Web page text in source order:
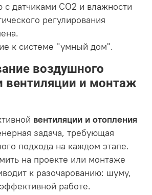
с датчиками CO2 и влажности
регулирования
к системе "умный дом".
воздушного
вентиляции и монтаж
вентиляции и отопления
задача, требующая
подхода на каждом этапе.
на проекте или монтаже
к разочарованию: шуму,
работе.